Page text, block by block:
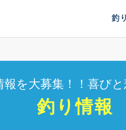
釣
を大募集！！喜び
釣り情報